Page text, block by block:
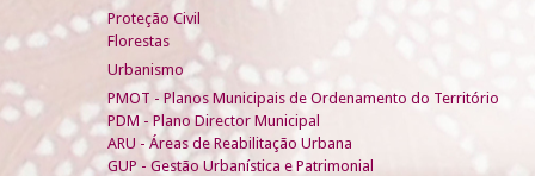
Proteção Civil
Florestas
Urbanismo
PMOT - Planos Municipais de Ordenamento do Território
PDM - Plano Director Municipal
ARU - Áreas de Reabilitação Urbana
GUP - Gestão Urbanística e Patrimonial